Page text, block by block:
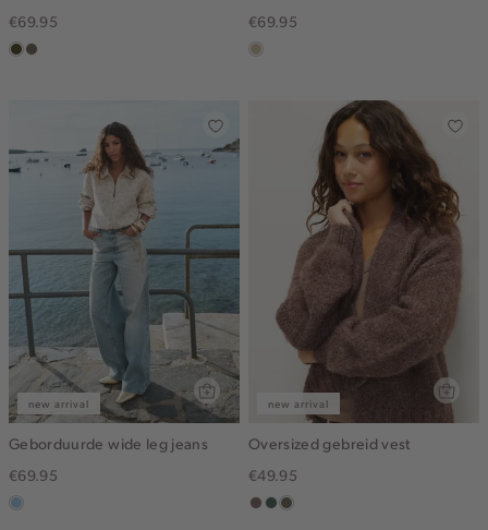
€69.95
groen,
middenbruin
€69.95
lichtzand
new arrival
Geborduurde wide leg jeans
€69.95
blauw,
new arrival
Oversized gebreid vest
€49.95
taupe
groen,
bruin